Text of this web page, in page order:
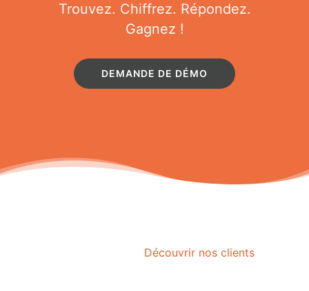
Trouvez. Chiffrez. Répondez.
Gagnez !
DEMANDE DE DÉMO
Découvrir nos clients